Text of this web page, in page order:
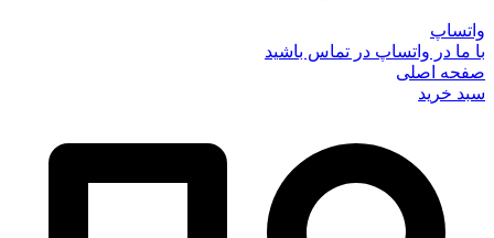
واتساپ
با ما در واتساپ در تماس باشید
صفحه اصلی
سبد خرید